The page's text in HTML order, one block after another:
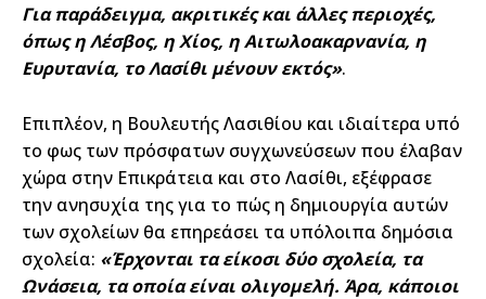
Για παράδειγμα, ακριτικές και άλλες περιοχές,
όπως η Λέσβος, η Χίος, η Αιτωλοακαρνανία, η
Ευρυτανία, το Λασίθι μένουν εκτός».
Επιπλέον, η Βουλευτής Λασιθίου και ιδιαίτερα υπό
το φως των πρόσφατων συγχωνεύσεων που έλαβαν
χώρα στην Επικράτεια και στο Λασίθι, εξέφρασε
την ανησυχία της για το πώς η δημιουργία αυτών
των σχολείων θα επηρεάσει τα υπόλοιπα δημόσια
σχολεία: «Έρχονται τα είκοσι δύο σχολεία, τα
Ωνάσεια, τα οποία είναι ολιγομελή. Άρα, κάποιοι